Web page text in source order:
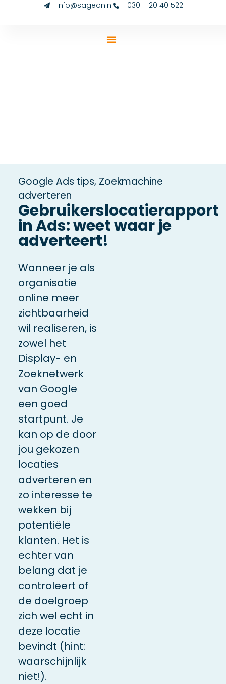
info@sageon.nl 030 – 20 40 522
Google Ads tips, Zoekmachine
adverteren
Gebruikerslocatierapport
in Ads: weet waar je
adverteert!
Wanneer je als
organisatie
online meer
zichtbaarheid
wil realiseren, is
zowel het
Display- en
Zoeknetwerk
van Google
een goed
startpunt. Je
kan op de door
jou gekozen
locaties
adverteren en
zo interesse te
wekken bij
potentiële
klanten. Het is
echter van
belang dat je
controleert of
de doelgroep
zich wel echt in
deze locatie
bevindt (hint:
waarschijnlijk
niet!).